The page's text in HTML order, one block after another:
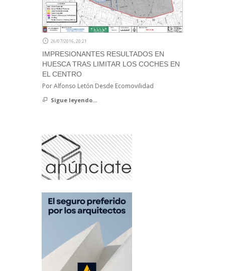
26/07/2016, 20:21
IMPRESIONANTES RESULTADOS EN
HUESCA TRAS LIMITAR LOS COCHES EN
EL CENTRO
Por Alfonso Letón Desde Ecomovilidad
Sigue leyendo...